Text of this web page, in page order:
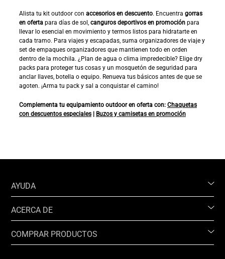
Alista tu kit outdoor con accesorios en descuento. Encuentra gorras
en oferta para días de sol, canguros deportivos en promoción para
llevar lo esencial en movimiento y termos listos para hidratarte en
cada tramo. Para viajes y escapadas, suma organizadores de viaje y
set de empaques organizadores que mantienen todo en orden
dentro de la mochila. ¿Plan de agua o clima impredecible? Elige dry
packs para proteger tus cosas y un mosquetón de seguridad para
anclar llaves, botella o equipo. Renueva tus básicos antes de que se
agoten. ¡Arma tu pack y sal a conquistar el camino!
Complementa tu equipamiento outdoor en oferta con: Chaquetas
con descuentos especiales
Buzos y camisetas en promoción
AYUDA
ACERCA DE
COMPRAR PRODUCTOS